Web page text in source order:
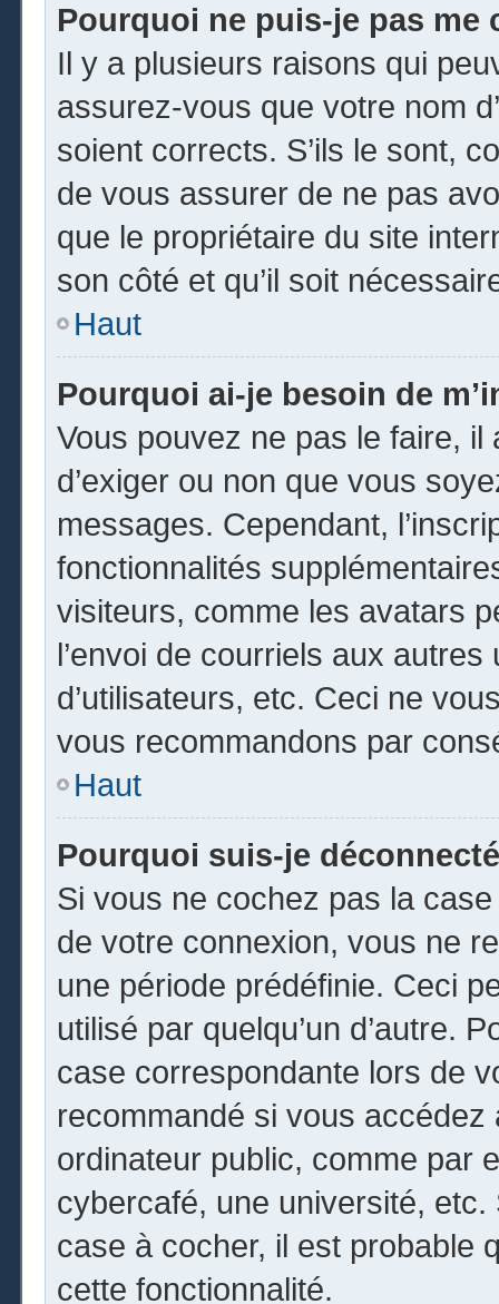
Pourquoi ne puis-je pas me
Il y a plusieurs raisons qui
assurez-vous que votre nom
soient corrects. S’ils le sont,
de vous assurer de ne pas
que le propriétaire du site
son côté et qu’il soit
Haut
Pourquoi ai-je besoin de
Vous pouvez ne pas le faire, il
d’exiger ou non que vous
messages. Cependant,
fonctionnalités
visiteurs, comme les avatars
l’envoi de courriels aux
d’utilisateurs, etc. Ceci ne
vous recommandons par
Haut
Pourquoi suis-je
Si vous ne cochez pas la
de votre connexion, vous ne
une période prédéfinie. Ceci
utilisé par quelqu’un d’autre.
case correspondante lors de
recommandé si vous accédez
ordinateur public, comme par
cybercafé, une université,
case à cocher, il est probable
cette fonctionnalité.